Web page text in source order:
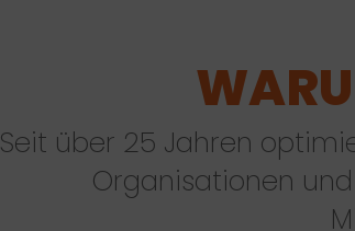
Seit über 25 Jahren
Organisationen